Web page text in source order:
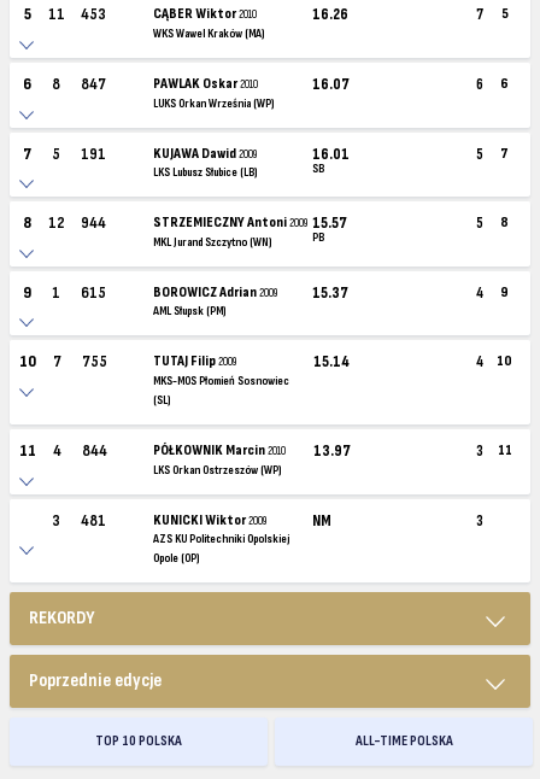
5 11 453 CĄBER Wiktor2010
WKS Wawel Kraków (MA)
16.26 7 5
6 8 847 PAWLAK Oskar2010
LUKS Orkan Września (WP)
16.07 6 6
7 5 191 KUJAWA Dawid2009
LKS Lubusz Słubice (LB)
16.01
SB
5 7
8 12 944 STRZEMIECZNY Antoni2009
MKL Jurand Szczytno (WN)
15.57
PB
5 8
9 1 615 BOROWICZ Adrian2009
AML Słupsk (PM)
15.37 4 9
10 7 755 TUTAJ Filip2009
MKS-MOS Płomień Sosnowiec
(SL)
15.14 4 10
11 4 844 PÓŁKOWNIK Marcin2010
LKS Orkan Ostrzeszów (WP)
13.97 3 11
3 481 KUNICKI Wiktor2009
AZS KU Politechniki Opolskiej
Opole (OP)
NM 3
REKORDY
Poprzednie edycje
TOP 10 POLSKA ALL-TIME POLSKA